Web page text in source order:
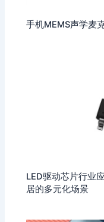
手机MEMS声学麦
LED驱动芯片行业
居的多元化场景